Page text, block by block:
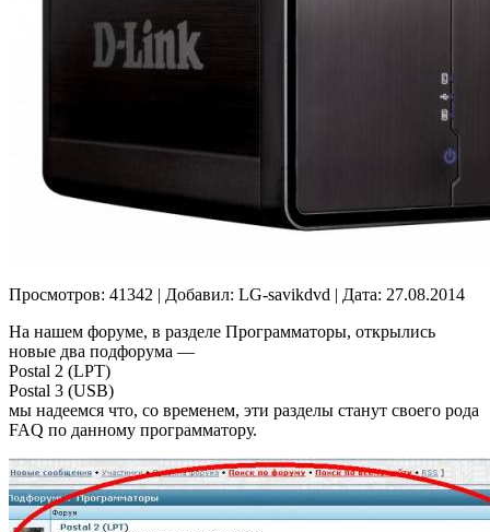
Просмотров: 41342 | Добавил: LG-savikdvd | Дата: 27.08.2014
На нашем форуме, в разделе Программаторы, открылись
новые два подфорума —
Postal 2 (LPT)
Postal 3 (USB)
мы надеемся что, со временем, эти разделы станут своего рода
FAQ по данному программатору.